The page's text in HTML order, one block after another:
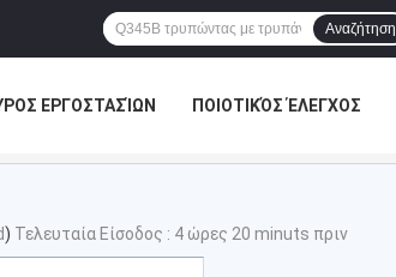
Αναζήτηση
ΕΡΓΟΣΤΑΣΊΩΝ ΠΟΙΟΤΙΚΌΣ ΈΛΕΓΧΟΣ
) Τελευταία Είσοδος : 4 ώρες 20 minuts πριν